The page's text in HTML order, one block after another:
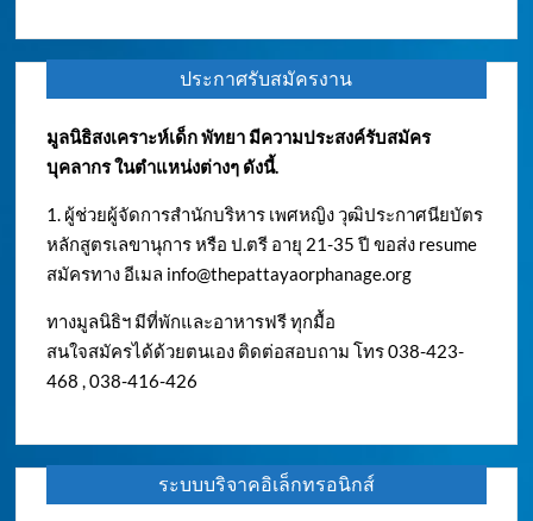
ประกาศรับสมัครงาน
มูลนิธิสงเคราะห์เด็ก พัทยา มีความประสงค์รับสมัคร
บุคลากร ในตำแหน่งต่างๆ ดังนี้.
1. ผู้ช่วยผู้จัดการสำนักบริหาร เพศหญิง วุฒิประกาศนียบัตร
หลักสูตรเลขานุการ หรือ ป.ตรี อายุ 21-35 ปี ขอส่ง resume
สมัครทาง อีเมล info@thepattayaorphanage.org
ทางมูลนิธิฯ มีที่พักและอาหารฟรี ทุกมื้อ
สนใจสมัครได้ด้วยตนเอง ติดต่อสอบถาม โทร 038-423-
468 , 038-416-426
ระบบบริจาคอิเล็กทรอนิกส์